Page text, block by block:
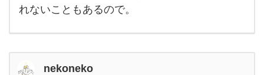
れないこともあるので。
nekoneko